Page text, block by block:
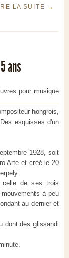
LA SUITE →
ans
pour musique
hongrois,
esquisses d'un
1928, soit
Arte et créé le 20
celle de ses trois
à peu
au dernier et
dont des glissandi